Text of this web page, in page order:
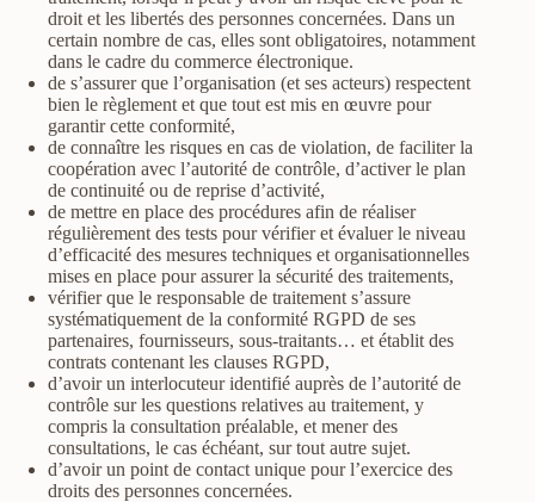
droit et les libertés des personnes concernées. Dans un
certain nombre de cas, elles sont obligatoires, notamment
dans le cadre du commerce électronique.
de s’assurer que l’organisation (et ses acteurs) respectent
bien le règlement et que tout est mis en œuvre pour
garantir cette conformité,
de connaître les risques en cas de violation, de faciliter la
coopération avec l’autorité de contrôle, d’activer le plan
de continuité ou de reprise d’activité,
de mettre en place des procédures afin de réaliser
régulièrement des tests pour vérifier et évaluer le niveau
d’efficacité des mesures techniques et organisationnelles
mises en place pour assurer la sécurité des traitements,
vérifier que le responsable de traitement s’assure
systématiquement de la conformité RGPD de ses
partenaires, fournisseurs, sous-traitants… et établit des
contrats contenant les clauses RGPD,
d’avoir un interlocuteur identifié auprès de l’autorité de
contrôle sur les questions relatives au traitement, y
compris la consultation préalable, et mener des
consultations, le cas échéant, sur tout autre sujet.
d’avoir un point de contact unique pour l’exercice des
droits des personnes concernées.